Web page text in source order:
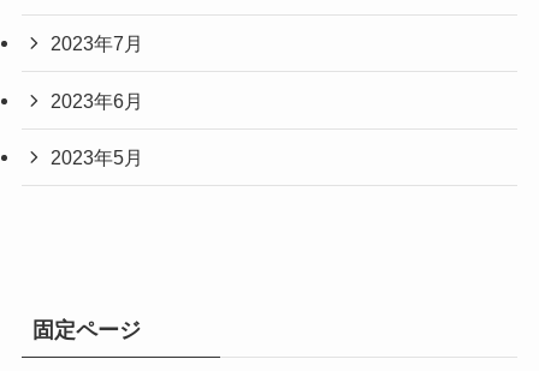
2023年7月
2023年6月
2023年5月
固定ページ